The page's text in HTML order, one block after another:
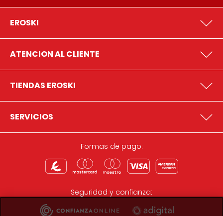
EROSKI
ATENCION AL CLIENTE
TIENDAS EROSKI
SERVICIOS
Formas de pago:
Seguridad y confianza: